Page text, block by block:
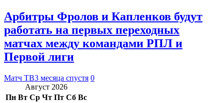
Арбитры Фролов и Капленков будут
работать на первых переходных
матчах между командами РПЛ и
Первой лиги
Матч ТВ3 месяца спустя 0
Август 2026
Пн Вт Ср Чт Пт Сб Вс